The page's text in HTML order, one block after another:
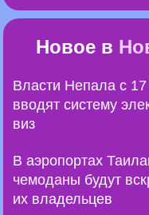
Новое в
Власти Непала с 17
вводят систему
виз
В аэропортах
чемоданы будут
их владельцев